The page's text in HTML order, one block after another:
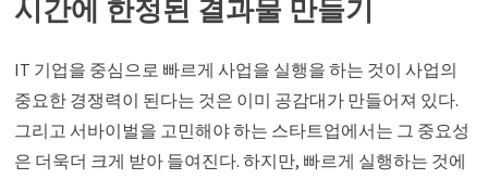
시간에 한정된 결과물 만들기
IT 기업을 중심으로 빠르게 사업을 실행을 하는 것이 사업의
중요한 경쟁력이 된다는 것은 이미 공감대가 만들어져 있다.
그리고 서바이벌을 고민해야 하는 스타트업에서는 그 중요성
은 더욱더 크게 받아 들여진다. 하지만, 빠르게 실행하는 것에